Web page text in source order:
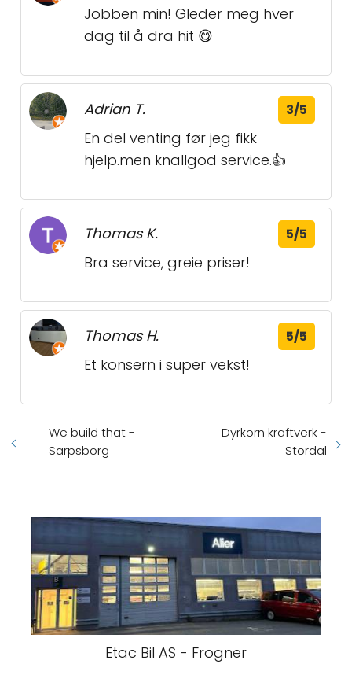
Jobben min! Gleder meg hver
dag til å dra hit 😋
Adrian T. 3/5
En del venting før jeg fikk
hjelp.men knallgod service.👍
Thomas K. 5/5
Bra service, greie priser!
Thomas H. 5/5
Et konsern i super vekst!
We build that -
Sarpsborg
Dyrkorn kraftverk -
Stordal
Etac Bil AS - Frogner